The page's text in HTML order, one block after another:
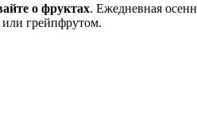
о фруктах. Ежедневная
грейпфрутом.